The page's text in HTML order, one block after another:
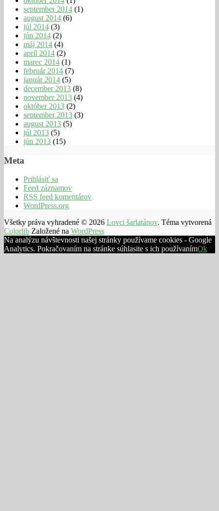
september 2014 (1)
august 2014 (6)
júl 2014 (3)
jún 2014 (2)
máj 2014 (4)
apríl 2014 (2)
marec 2014 (1)
február 2014 (7)
január 2014 (5)
december 2013 (8)
november 2013 (4)
október 2013 (2)
september 2013 (3)
august 2013 (5)
júl 2013 (5)
jún 2013 (15)
Meta
Prihlásiť sa
Feed záznamov
RSS feed komentárov
WordPress.org
Všetky práva vyhradené © 2026 Lovci šarlatánov. Téma vytvorená
Colorlib Založené na WordPress
Na analýzu návštevnosti našej stránky používame cookies - Google
Analytics. Pokračovaním na stránke súhlasite s ich používanímOk